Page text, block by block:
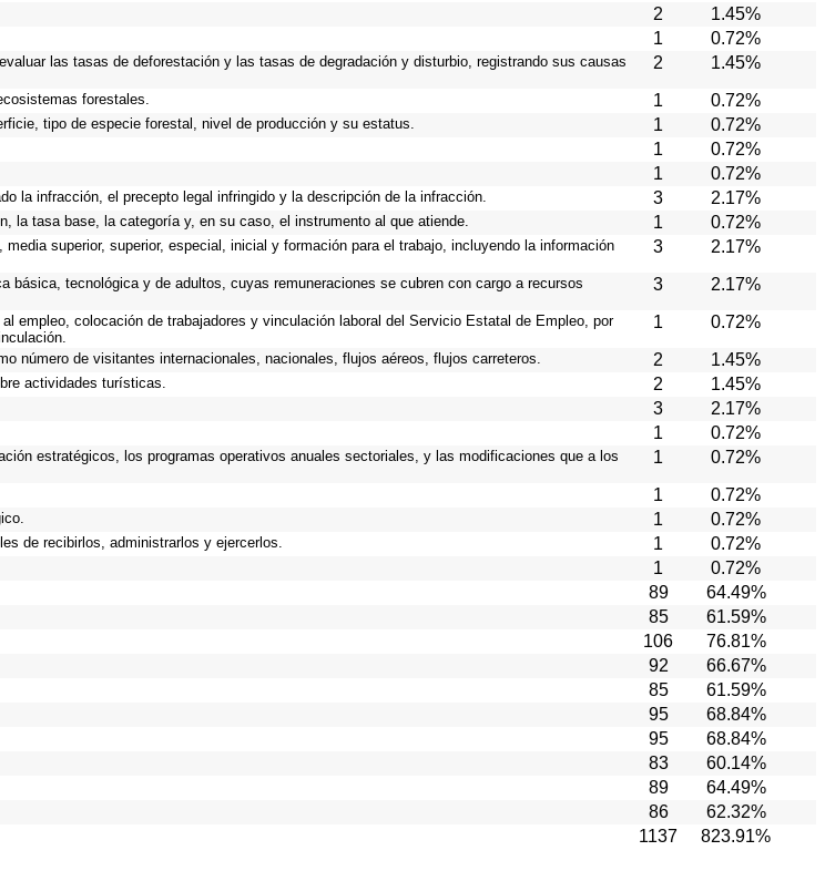
2 1.45%
1 0.72%
las tasas de deforestación y las tasas de degradación y disturbio, registrando sus causas
2 1.45%
forestales. 1 0.72%
tipo de especie forestal, nivel de producción y su estatus. 1 0.72%
1 0.72%
1 0.72%
la infracción, el precepto legal infringido y la descripción de la infracción. 3 2.17%
la tasa base, la categoría y, en su caso, el instrumento al que atiende. 1 0.72%
superior, superior, especial, inicial y formación para el trabajo, incluyendo la información
3 2.17%
tecnológica y de adultos, cuyas remuneraciones se cubren con cargo a recursos
3 2.17%
empleo, colocación de trabajadores y vinculación laboral del Servicio Estatal de Empleo, por
1 0.72%
número de visitantes internacionales, nacionales, flujos aéreos, flujos carreteros. 2 1.45%
actividades turísticas. 2 1.45%
3 2.17%
1 0.72%
estratégicos, los programas operativos anuales sectoriales, y las modificaciones que a los
1 0.72%
1 0.72%
1 0.72%
de recibirlos, administrarlos y ejercerlos. 1 0.72%
1 0.72%
89 64.49%
85 61.59%
106 76.81%
92 66.67%
85 61.59%
95 68.84%
95 68.84%
83 60.14%
89 64.49%
86
62.32%
1137
823.91%